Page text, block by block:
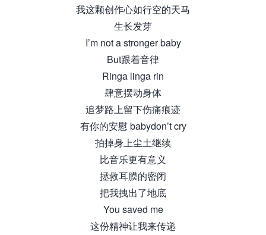
我这颗创作心如行空的天马
生长发芽
I’m not a stronger baby
But跟着音律
Ringa linga rin
肆意摆动身体
追梦路上留下伤痛痕迹
有你的安慰 babydon’t cry
拍掉身上尘土继续
比音乐更有意义
拯救耳膜的密闭
把我拽出了地底
You saved me
这份精神让我来传递